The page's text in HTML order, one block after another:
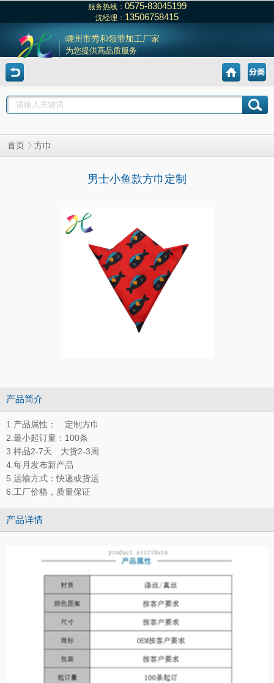
服务热线： 0575-83045199
沈经理： 13506758415
嵊州市秀和领带加工厂家
为您提供高品质服务
首页 方巾
男士小鱼款方巾定制
产品简介
1.产品属性： 定制方巾
2.最小起订量：100条
3.样品2-7天 大货2-3周
4.每月发布新产品
5.运输方式：快递或货运
6.工厂价格，质量保证
产品详情